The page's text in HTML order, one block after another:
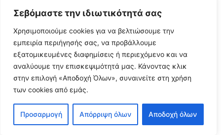
Σεβόμαστε την ιδιωτικότητά σας
Χρησιμοποιούμε cookies για να βελτιώσουμε την
εμπειρία περιήγησής σας, να προβάλλουμε
εξατομικευμένες διαφημίσεις ή περιεχόμενο και να
αναλύουμε την επισκεψιμότητά μας. Κάνοντας κλικ
στην επιλογή «Αποδοχή Όλων», συναινείτε στη χρήση
των cookies από εμάς.
Προσαρμογή Απόρριψη όλων Αποδοχή όλων